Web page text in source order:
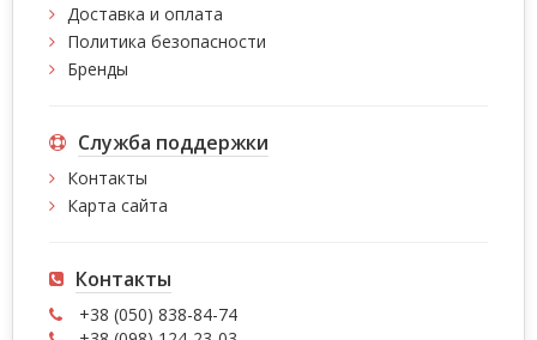
Доставка и оплата
Политика безопасности
Бренды
Служба поддержки
Контакты
Карта сайта
Контакты
+38 (050) 838-84-74